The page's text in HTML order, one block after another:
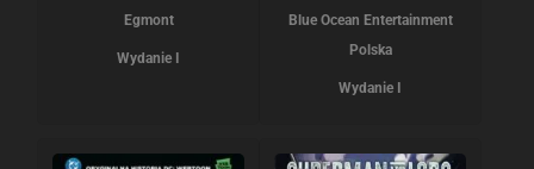
Egmont
Wydanie I
Blue Ocean Entertainment
Polska
Wydanie I